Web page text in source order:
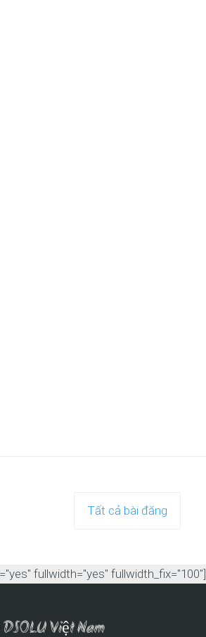
Tất cả bài đăng
fullwidth="yes" fullwidth_fix="100"]
Việt Nam